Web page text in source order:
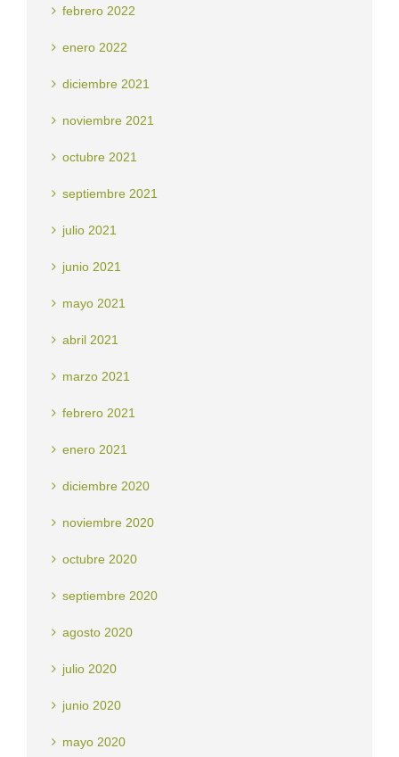
febrero 2022
enero 2022
diciembre 2021
noviembre 2021
octubre 2021
septiembre 2021
julio 2021
junio 2021
mayo 2021
abril 2021
marzo 2021
febrero 2021
enero 2021
diciembre 2020
noviembre 2020
octubre 2020
septiembre 2020
agosto 2020
julio 2020
junio 2020
mayo 2020